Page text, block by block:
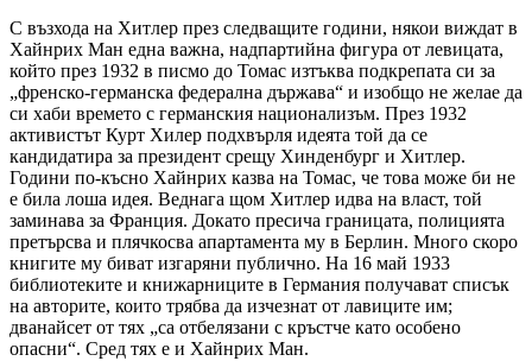
С възхода на Хитлер през следващите години, някои виждат в
Хайнрих Ман една важна, надпартийна фигура от левицата,
който през 1932 в писмо до Томас изтъква подкрепата си за
„френско-германска федерална държава“ и изобщо не желае да
си хаби времето с германския национализъм. През 1932
активистът Курт Хилер подхвърля идеята той да се
кандидатира за президент срещу Хинденбург и Хитлер.
Години по-късно Хайнрих казва на Томас, че това може би не
е била лоша идея. Веднага щом Хитлер идва на власт, той
заминава за Франция. Докато пресича границата, полицията
претърсва и плячкосва апартамента му в Берлин. Много скоро
книгите му биват изгаряни публично. На 16 май 1933
библиотеките и книжарниците в Германия получават списък
на авторите, които трябва да изчезнат от лавиците им;
дванайсет от тях „са отбелязани с кръстче като особено
опасни“. Сред тях е и Хайнрих Ман.